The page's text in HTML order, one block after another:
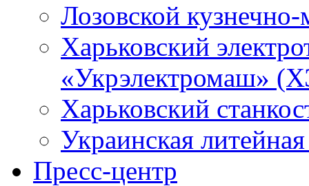
Лозовской
Харьковский
«Укрэлектромаш»
Харьковский
Украинская
Пресс-центр